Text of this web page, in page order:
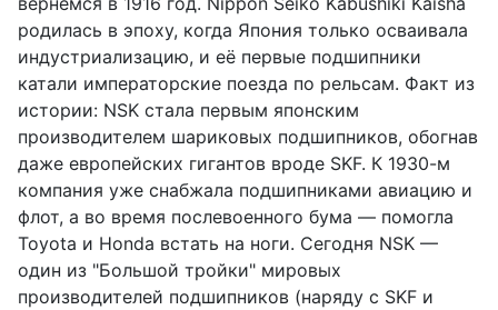
родилась в эпоху, когда Япония только осваивала
индустриализацию, и её первые подшипники
катали императорские поезда по рельсам. Факт из
истории: NSK стала первым японским
производителем шариковых подшипников, обогнав
даже европейских гигантов вроде SKF. К 1930-м
компания уже снабжала подшипниками авиацию и
флот, а во время послевоенного бума — помогла
Toyota и Honda встать на ноги. Сегодня NSK —
один из "Большой тройки" мировых
производителей подшипников (наряду с SKF и